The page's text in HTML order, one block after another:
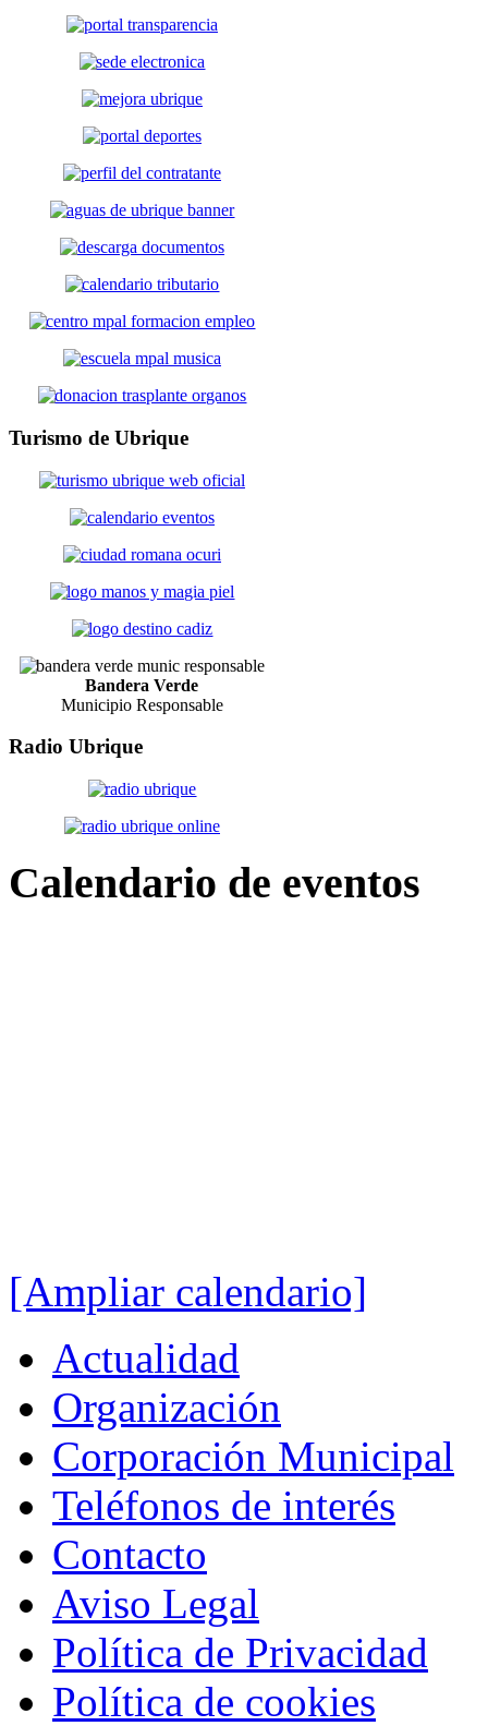
Turismo de Ubrique
Bandera Verde
Municipio Responsable
Radio Ubrique
Calendario de eventos
[Ampliar calendario]
Actualidad
Organización
Corporación Municipal
Teléfonos de interés
Contacto
Aviso Legal
Política de Privacidad
Política de cookies